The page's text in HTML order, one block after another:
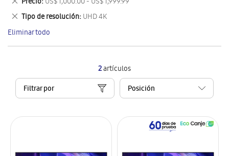
2artículos
Filtrar por
artículo
Precio US$ 1,000.00 - US$ 1,999.99
este
artículo
Tipo de resolución UHD 4K
Eliminar
este
artículo
Eliminar todo